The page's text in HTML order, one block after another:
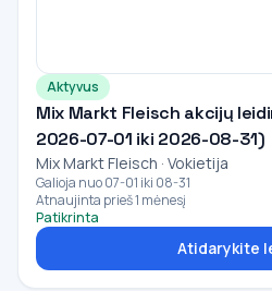
Aktyvus
Mix Markt Fleisch akcijų
2026-07-01 iki 2026-08-31)
Mix Markt Fleisch · Vokietija
Galioja nuo 07-01 iki 08-31
Atnaujinta prieš 1 mėnesį
Patikrinta
Atidarykite